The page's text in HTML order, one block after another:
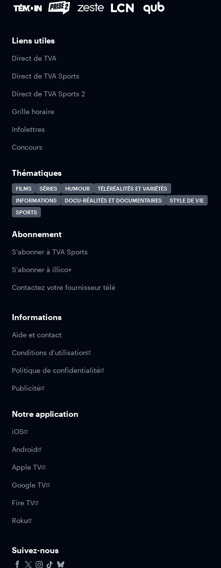
Liens utiles
Direct de TVA
Direct de TVA Sports
Direct de TVA Sports 2
Grille horaire
Infolettres
Concours
Thématiques
FILMS SÉRIES HUMOUR
TÉLÉRÉALITÉS ET VARIÉTÉS
INFORMATIONS
DOCU-RÉALITÉS ET DOCUMENTAIRES
STYLE DE VIE
SPORTS
Abonnement
S'abonner à TVA Sports
S'abonner à illico+
Contactez votre fournisseur télé
Informations
Aide et contact
Conditions d'utilisation
Politique de confidentialité
Publicité
Notre application
iOS
Android
Apple TV
Google TV
Fire TV
Roku
Suivez-nous